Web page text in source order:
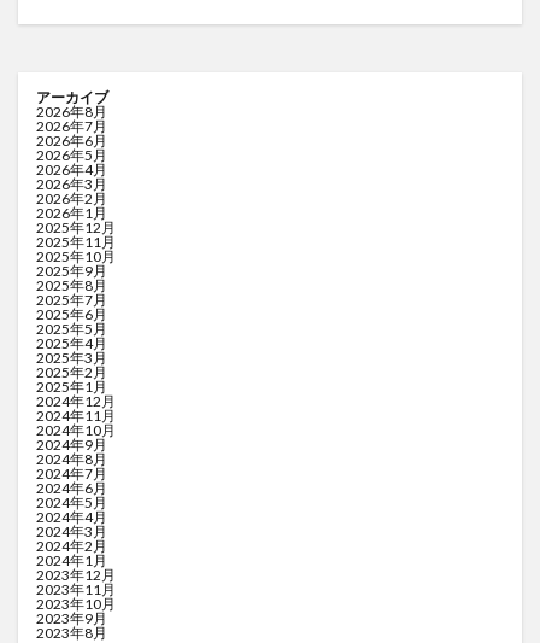
アーカイブ
2026年8月
2026年7月
2026年6月
2026年5月
2026年4月
2026年3月
2026年2月
2026年1月
2025年12月
2025年11月
2025年10月
2025年9月
2025年8月
2025年7月
2025年6月
2025年5月
2025年4月
2025年3月
2025年2月
2025年1月
2024年12月
2024年11月
2024年10月
2024年9月
2024年8月
2024年7月
2024年6月
2024年5月
2024年4月
2024年3月
2024年2月
2024年1月
2023年12月
2023年11月
2023年10月
2023年9月
2023年8月